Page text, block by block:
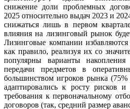
снижение доли проблемных
2025 относительно выдач 2023 и
снижаться лишь в первом
влияния на лизинговый рынок
Лизинговые компании
как правило, реализуя их со
популярны варианты
передачи предметов в
большинством игроков рынка
адаптировались к росту рисков и
требования к первоначальному
договоров (так, средний размер